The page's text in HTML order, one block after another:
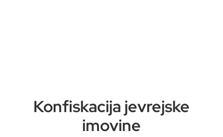
Konfiskacija jevrejske
imovine